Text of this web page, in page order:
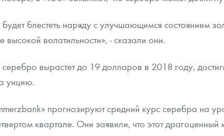
блестеть наряду с улучшающимся состоянием
волатильности», - сказали они.
вырастет до 19 долларов в 2018 году,
унцию.
прогнозируют средний курс серебра на
квартале. Они заявили, что этот